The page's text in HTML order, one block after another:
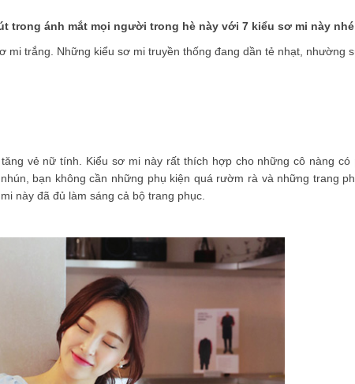
trong ánh mắt mọi người trong hè này với 7 kiểu sơ mi này
mi trắng. Những kiểu sơ mi truyền thống đang dần tẻ nhạt, nhường
vẻ nữ tính. Kiểu sơ mi này rất thích hợp cho những cô nàng có
bạn không cần những phụ kiện quá rườm rà và những trang
này đã đủ làm sáng cả bộ trang phục.